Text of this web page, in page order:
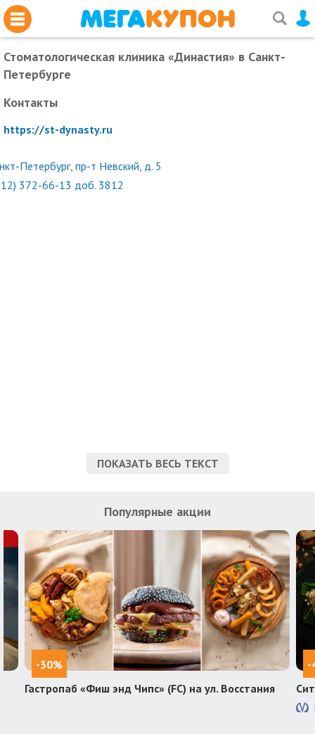
Стоматологическая клиника «Династия» в Санкт-
Петербурге
Контакты
https://st-dynasty.ru
Петербург, пр-т Невский, д. 5
372-66-13 доб. 3812
ПОКАЗАТЬ ВЕСЬ ТЕКСТ
Популярные акции
-30%
Гастропаб «Фиш энд Чипс» (FC) на ул. Восстания
-